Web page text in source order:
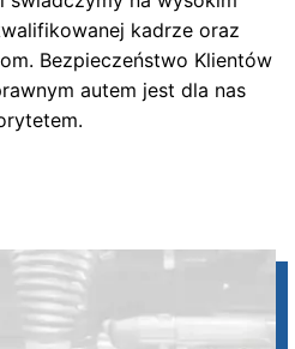
kadrze oraz
Bezpieczeństwo Klientów
autem jest dla nas